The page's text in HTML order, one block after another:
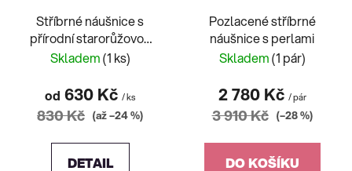
Stříbrné náušnice s
přírodní starorůžovou
perlou
Skladem(1 ks)
od 630 Kč / ks
830 Kč (až –24 %)
DETAIL
Pozlacené stříbrné
náušnice s perlami
Skladem(1 pár)
2 780 Kč / pár
3 910 Kč (–28 %)
DO KOŠÍKU